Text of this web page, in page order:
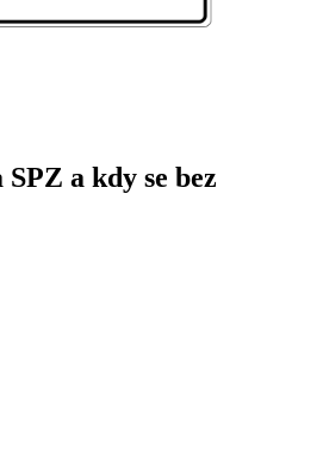
a kdy se bez